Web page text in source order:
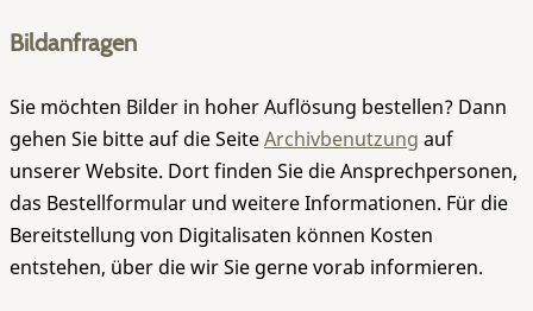
Bildanfragen
Sie möchten Bilder in hoher Auflösung bestellen? Dann
gehen Sie bitte auf die SeiteArchivbenutzung auf
unserer Website. Dort finden Sie die Ansprechpersonen,
das Bestellformular und weitere Informationen. Für die
Bereitstellung von Digitalisaten können Kosten
entstehen, über die wir Sie gerne vorab informieren.